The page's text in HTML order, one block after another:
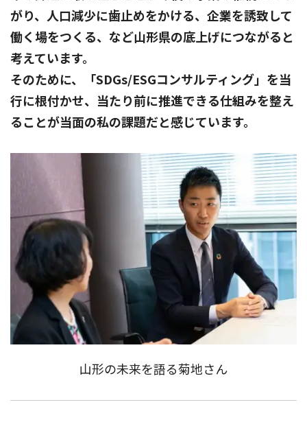
がり、人口減少に歯止めをかける、企業を誘致して
働く場をつくる、など山形県の底上げにつながると
考えています。
そのために、「SDGs/ESGコンサルティング」を当
行に根付かせ、当たり前に推進できる仕組みを整え
ることが当面の私の課題だと感じています。
山形の未来を語る菊地さん